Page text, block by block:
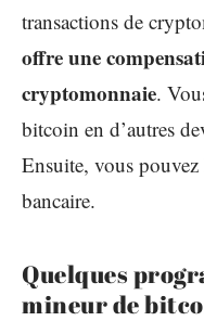
transactions de
offre une
cryptomonnaie.
bitcoin en d’autres
Ensuite, vous
bancaire.
Quelques
mineur de